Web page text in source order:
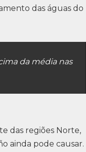
das águas do
da média nas
das regiões Norte,
ainda pode causar.